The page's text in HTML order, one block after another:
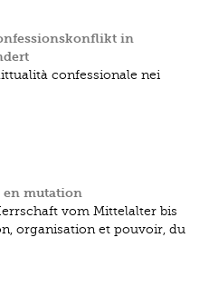
in
confessionale nei
en mutation
vom Mittelalter bis
organisation et pouvoir, du